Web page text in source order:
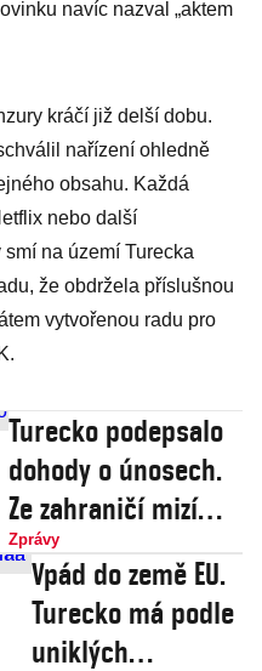
navíc nazval „aktem
kráčí již delší dobu.
nařízení ohledně
obsahu. Každá
nebo další
na území Turecka
že obdržela příslušnou
vytvořenou radu pro
Turecko podepsalo
dohody o únosech.
Ze zahraničí mizí
disidenti
Zprávy
Vpád do země EU.
Turecko má podle
uniklých